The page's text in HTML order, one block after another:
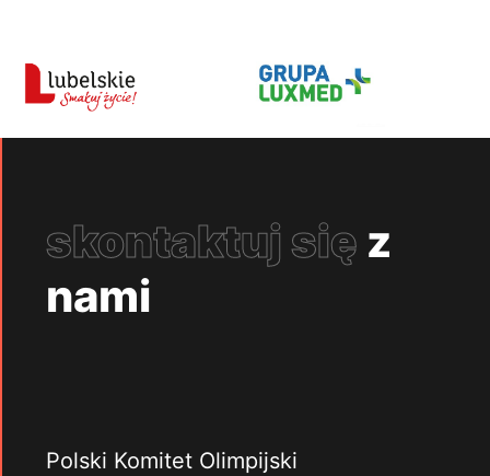
skontaktuj się z
nami
Polski Komitet Olimpijski